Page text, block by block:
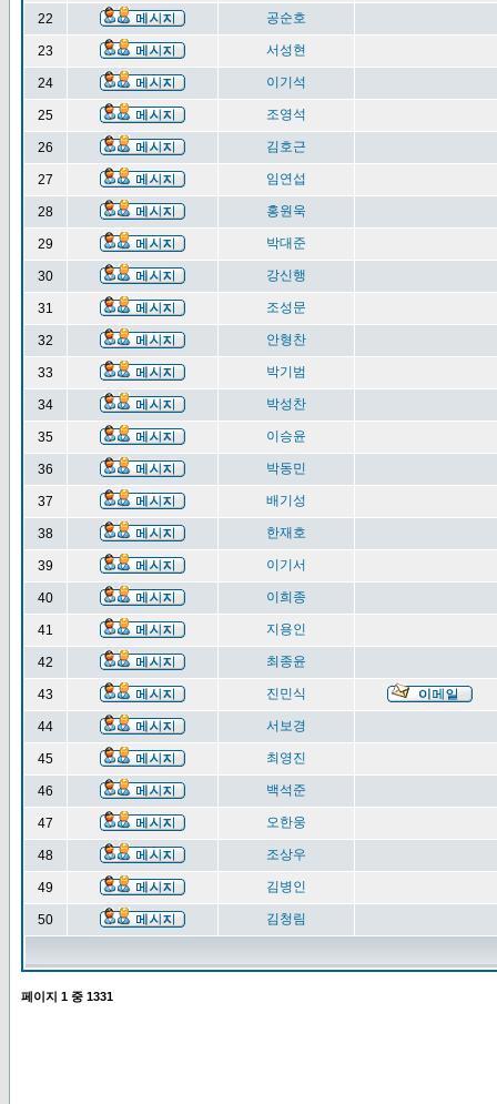
22 공순호
23 서성현
24 이기석
25 조영석
26 김호근
27 임연섭
28 홍원욱
29 박대준
30 강신행
31 조성문
32 안형찬
33 박기범
34 박성찬
35 이승윤
36 박동민
37 배기성
38 한재호
39 이기서
40 이희종
41 지용인
42 최종윤
43 진민식
44 서보경
45 최영진
46 백석준
47 오한웅
48 조상우
49 김병인
50 김청림
페이지 1 중 1331